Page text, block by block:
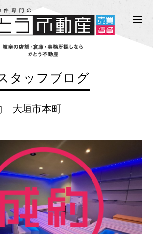
タッフブログ
大垣市本町